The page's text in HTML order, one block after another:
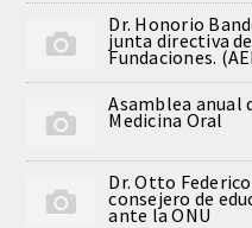
ESTOMATOLOGIA
ODONTOLOGIA
ORTOGNATIA
Dr. Honorio
junta directiva
Fundaciones.
Asamblea anual
Medicina Oral
Dr. Otto
consejero de
ante la ONU